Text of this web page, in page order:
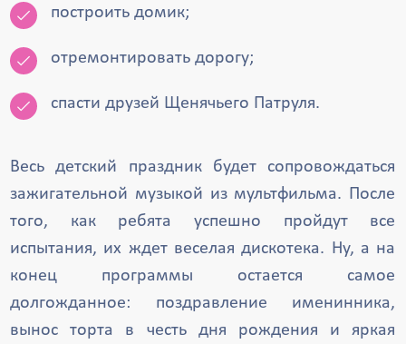
построить домик;
отремонтировать дорогу;
спасти друзей Щенячьего Патруля.
Весь детский праздник будет сопровождаться
зажигательной музыкой из мультфильма. После
того, как ребята успешно пройдут все
испытания, их ждет веселая дискотека. Ну, а на
конец программы остается самое
долгожданное: поздравление именинника,
вынос торта в честь дня рождения и яркая